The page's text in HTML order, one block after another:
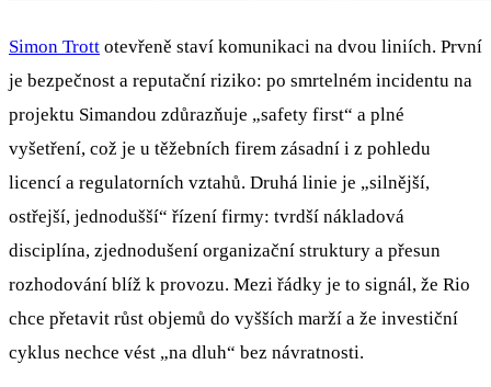
Simon Trott otevřeně staví komunikaci na dvou liniích. První
je bezpečnost a reputační riziko: po smrtelném incidentu na
projektu Simandou zdůrazňuje „safety first“ a plné
vyšetření, což je u těžebních firem zásadní i z pohledu
licencí a regulatorních vztahů. Druhá linie je „silnější,
ostřejší, jednodušší“ řízení firmy: tvrdší nákladová
disciplína, zjednodušení organizační struktury a přesun
rozhodování blíž k provozu. Mezi řádky je to signál, že Rio
chce přetavit růst objemů do vyšších marží a že investiční
cyklus nechce vést „na dluh“ bez návratnosti.